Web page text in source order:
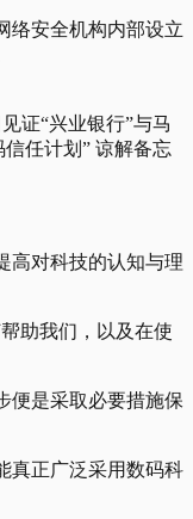
络安全机构内部设立
证“兴业银行”与马
任计划” 谅解备忘
高对科技的认知与理
助我们，以及在使
便是采取必要措施保
真正广泛采用数码科